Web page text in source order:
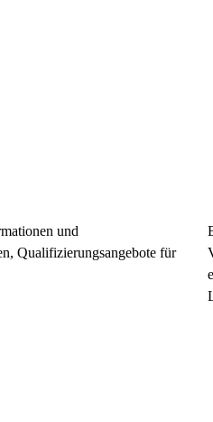
und
Qualifizierungsangebote für